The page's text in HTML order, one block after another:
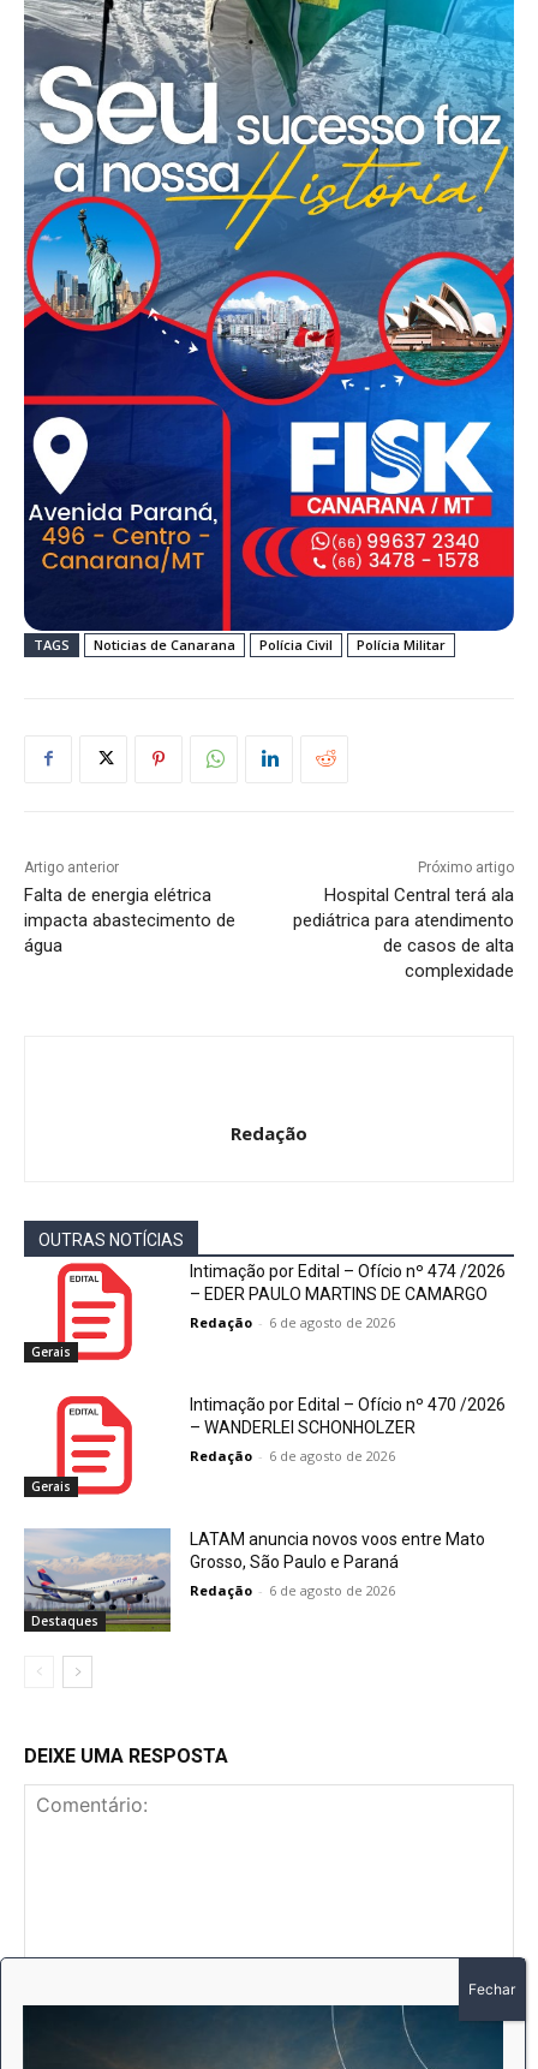
TAGS Noticias de Canarana Polícia Civil Polícia Militar
Artigo anterior
Falta de energia elétrica
impacta abastecimento de
água
Próximo artigo
Hospital Central terá ala
pediátrica para atendimento
de casos de alta
complexidade
Redação
OUTRAS NOTÍCIAS
Gerais
Intimação por Edital – Ofício nº 474 /2026
– EDER PAULO MARTINS DE CAMARGO
Redação - 6 de agosto de 2026
Gerais
Intimação por Edital – Ofício nº 470 /2026
– WANDERLEI SCHONHOLZER
Redação - 6 de agosto de 2026
Destaques
LATAM anuncia novos voos entre Mato
Grosso, São Paulo e Paraná
Redação - 6 de agosto de 2026
DEIXE UMA RESPOSTA